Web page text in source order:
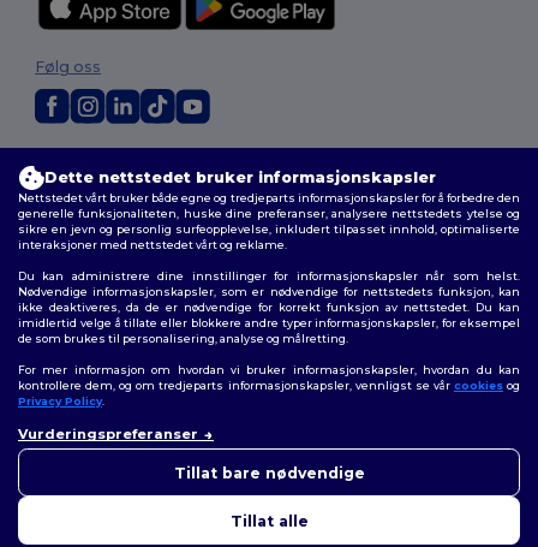
Generelle Vilkår|personvernerklæring|Retningslinjer for
informasjonskapsler|Nettstedsoversikt
Følg oss
Dette nettstedet bruker informasjonskapsler
Nettstedet vårt bruker både egne og tredjeparts informasjonskapsler for å forbedre den
generelle funksjonaliteten, huske dine preferanser, analysere nettstedets ytelse og
sikre en jevn og personlig surfeopplevelse, inkludert tilpasset innhold, optimaliserte
interaksjoner med nettstedet vårt og reklame.
Du kan administrere dine innstillinger for informasjonskapsler når som helst.
Nødvendige informasjonskapsler, som er nødvendige for nettstedets funksjon, kan
ikke deaktiveres, da de er nødvendige for korrekt funksjon av nettstedet. Du kan
imidlertid velge å tillate eller blokkere andre typer informasjonskapsler, for eksempel
de som brukes til personalisering, analyse og målretting.
For mer informasjon om hvordan vi bruker informasjonskapsler, hvordan du kan
kontrollere dem, og om tredjeparts informasjonskapsler, vennligst se vår cookiesog
Privacy Policy.
Vurderingspreferanser
Tillat bare nødvendige
Tillat alle
bekymringer, kan du kontakte
vår er her for å hjelpe.